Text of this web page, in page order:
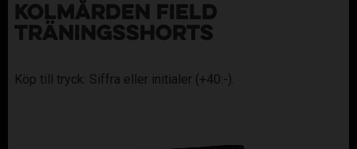
KOLMÅRDEN FIELD
TRÄNINGSSHORTS
Köp till tryck: Siffra eller initialer (+40:-).